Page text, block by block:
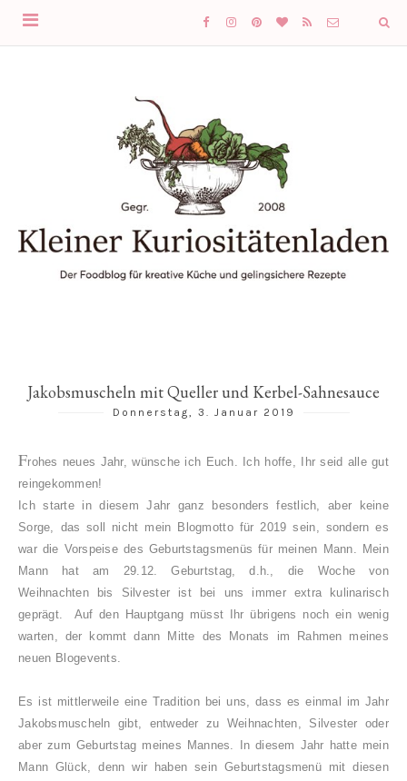
Jakobsmuscheln mit Queller und Kerbel-Sahnesauce
Donnerstag, 3. Januar 2019
Frohes neues Jahr, wünsche ich Euch. Ich hoffe, Ihr seid alle gut
reingekommen!
Ich starte in diesem Jahr ganz besonders festlich, aber keine
Sorge, das soll nicht mein Blogmotto für 2019 sein, sondern es
war die Vorspeise des Geburtstagsmenüs für meinen Mann. Mein
Mann hat am 29.12. Geburtstag, d.h., die Woche von
Weihnachten bis Silvester ist bei uns immer extra kulinarisch
geprägt. Auf den Hauptgang müsst Ihr übrigens noch ein wenig
warten, der kommt dann Mitte des Monats im Rahmen meines
neuen Blogevents.
Es ist mittlerweile eine Tradition bei uns, dass es einmal im Jahr
Jakobsmuscheln gibt, entweder zu Weihnachten, Silvester oder
aber zum Geburtstag meines Mannes. In diesem Jahr hatte mein
Mann Glück, denn wir haben sein Geburtstagsmenü mit diesen